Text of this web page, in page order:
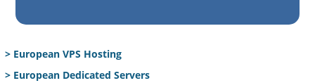
> European VPS Hosting
> European Dedicated Servers